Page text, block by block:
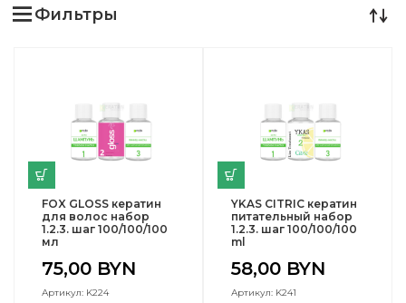
Фильтры
FOX GLOSS кератин
для волос набор
1.2.3. шаг 100/100/100
мл
75,00 BYN
Артикул: K224
YKAS CITRIC кератин
питательный набор
1.2.3. шаг 100/100/100
ml
58,00 BYN
Артикул: K241